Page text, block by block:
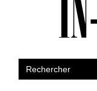
Search
for: